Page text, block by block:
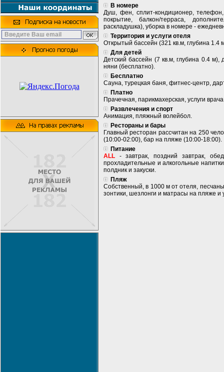
В номере
Душ, фен, сплит-кондиционер,
покрытие, балкон/терраса,
раскладушка), уборка в номере -
Территория и услуги отеля
Открытый бассейн (321 кв.м, глубина 1.4
Для детей
Детский бассейн (7 кв.м, глубина 0.4 м),
няни (бесплатно).
Бесплатно
Сауна, турецкая баня, фитнес-центр,
Платно
Прачечная, парикмахерская, услуги
Развлечения и спорт
Анимация, пляжный волейбол.
Рестораны и бары
Главный ресторан рассчитан на 250
(10:00-02:00), бар на пляже (10:00-18:00).
Питание
ALL - завтрак, поздний завтрак,
прохладительные и алкогольные
полдник и закуски.
Пляж
Собственный, в 1000 м от отеля,
зонтики, шезлонги и матрасы на пляже